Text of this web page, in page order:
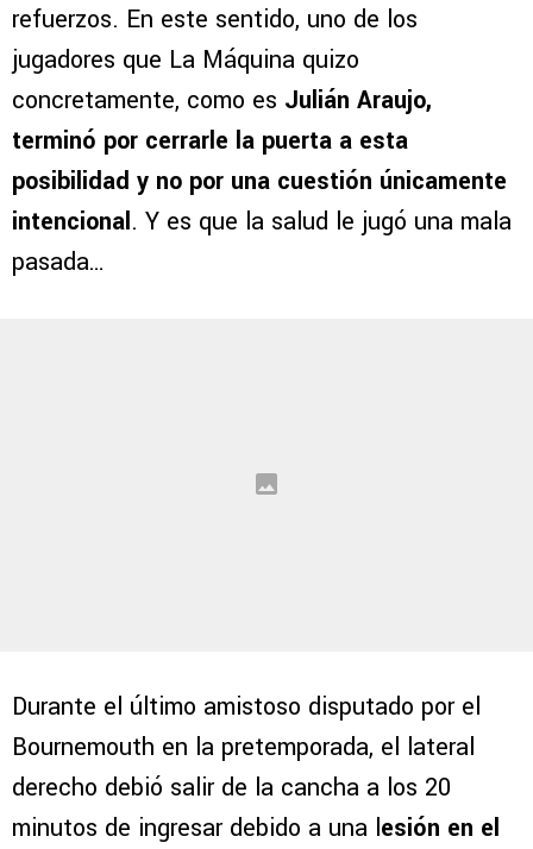
refuerzos. En este sentido, uno de los
jugadores que La Máquina quizo
concretamente, como es Julián Araujo,
terminó por cerrarle la puerta a esta
posibilidad y no por una cuestión únicamente
intencional. Y es que la salud le jugó una mala
pasada…
Durante el último amistoso disputado por el
Bournemouth en la pretemporada, el lateral
derecho debió salir de la cancha a los 20
minutos de ingresar debido a una lesión en el